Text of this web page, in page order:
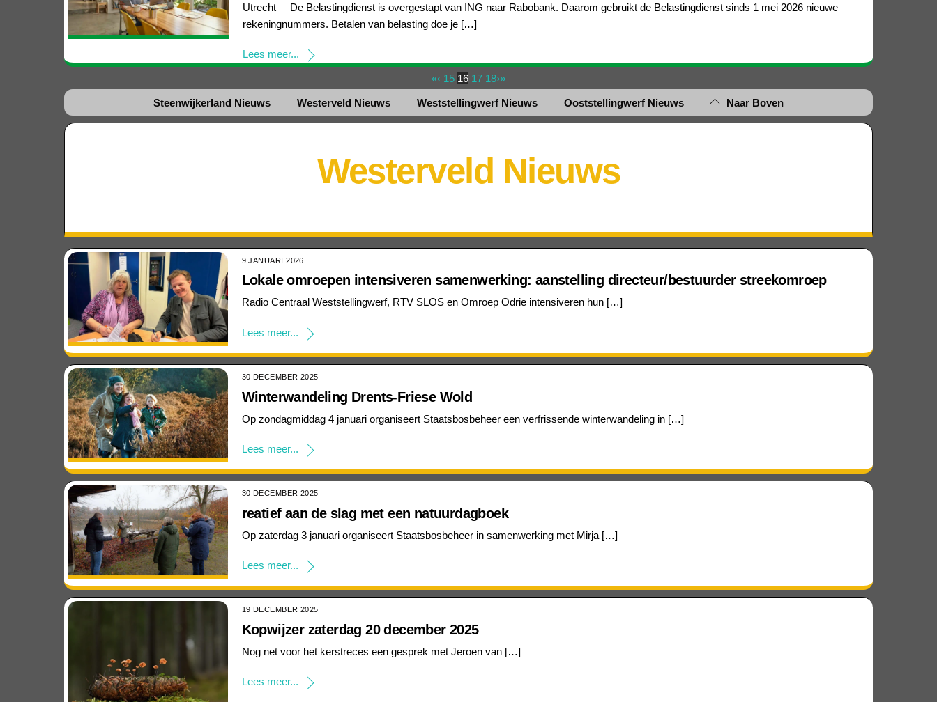
Utrecht – De Belastingdienst is overgestapt van ING naar Rabobank. Daarom gebruikt de Belastingdienst sinds 1 mei 2026 nieuwe
rekeningnummers. Betalen van belasting doe je […]
Lees meer...
«‹ 15 16 17 18›»
Steenwijkerland Nieuws Westerveld Nieuws Weststellingwerf Nieuws Ooststellingwerf Nieuws Naar Boven
Westerveld Nieuws
9 JANUARI 2026
Lokale omroepen intensiveren samenwerking: aanstelling directeur/bestuurder streekomroep
Radio Centraal Weststellingwerf, RTV SLOS en Omroep Odrie intensiveren hun […]
Lees meer...
30 DECEMBER 2025
Winterwandeling Drents-Friese Wold
Op zondagmiddag 4 januari organiseert Staatsbosbeheer een verfrissende winterwandeling in […]
Lees meer...
30 DECEMBER 2025
reatief aan de slag met een natuurdagboek
Op zaterdag 3 januari organiseert Staatsbosbeheer in samenwerking met Mirja […]
Lees meer...
19 DECEMBER 2025
Kopwijzer zaterdag 20 december 2025
Nog net voor het kerstreces een gesprek met Jeroen van […]
Lees meer...